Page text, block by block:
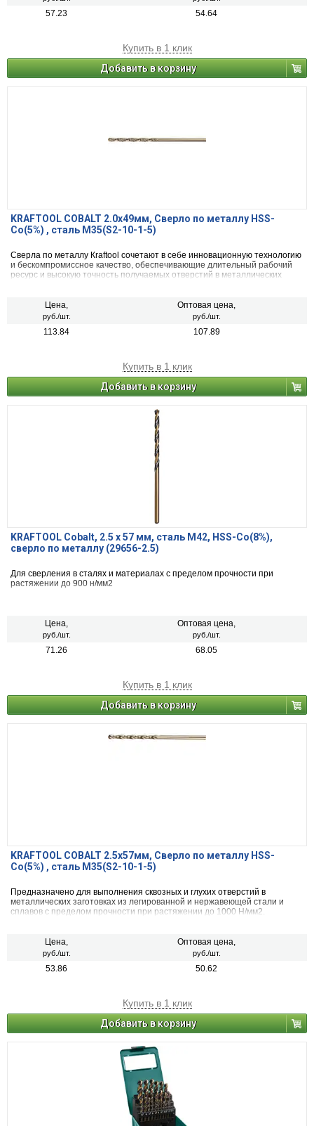
57.23 54.64
Купить в 1 клик
Добавить в корзину
KRAFTOOL COBALT 2.0х49мм, Сверло по металлу HSS-
Co(5%) , сталь М35(S2-10-1-5)
Сверла по металлу Кraftool сочетают в себе инновационную технологию
и бескомпромиссное качество, обеспечивающие длительный рабочий
ресурс и высокую точность получаемых отверстий в металлических
Цена,
руб./шт.
Оптовая цена,
руб./шт.
113.84 107.89
Купить в 1 клик
Добавить в корзину
KRAFTOOL Cobalt, 2.5 х 57 мм, сталь М42, HSS-Co(8%),
сверло по металлу (29656-2.5)
Для сверления в сталях и материалах с пределом прочности при
растяжении до 900 н/мм2
Цена,
руб./шт.
Оптовая цена,
руб./шт.
71.26 68.05
Купить в 1 клик
Добавить в корзину
KRAFTOOL COBALT 2.5х57мм, Сверло по металлу HSS-
Co(5%) , сталь М35(S2-10-1-5)
Предназначено для выполнения сквозных и глухих отверстий в
металлических заготовках из легированной и нержавеющей стали и
сплавов с пределом прочности при растяжении до 1000 Н/мм2.
Цена,
руб./шт.
Оптовая цена,
руб./шт.
53.86 50.62
Купить в 1 клик
Добавить в корзину